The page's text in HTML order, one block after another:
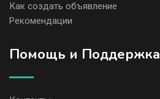
Как создать объявление
Рекомендации
Помощь и Поддержка